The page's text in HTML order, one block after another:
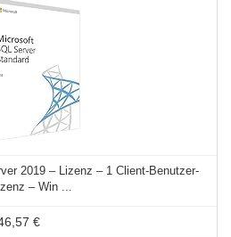
2019 – Lizenz – 1 Client-Benutzer-
– Win ...
€